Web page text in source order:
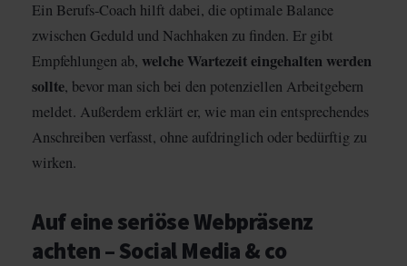
Ein Berufs-Coach hilft dabei, die optimale Balance
zwischen Geduld und Nachhaken zu finden. Er gibt
Empfehlungen ab, welche Wartezeit eingehalten werden
sollte, bevor man sich bei den potenziellen Arbeitgebern
meldet. Außerdem erklärt er, wie man ein entsprechendes
Anschreiben verfasst, ohne aufdringlich oder bedürftig zu
wirken.
Auf eine seriöse Webpräsenz
achten – Social Media & co